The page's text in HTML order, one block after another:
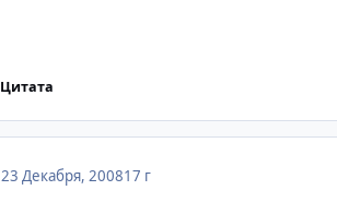
Цитата
23 Декабря, 200817 г